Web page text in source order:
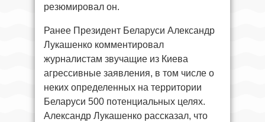
резюмировал он.
Ранее Президент Беларуси Александр
Лукашенко комментировал
журналистам звучащие из Киева
агрессивные заявления, в том числе о
неких определенных на территории
Беларуси 500 потенциальных целях.
Александр Лукашенко рассказал, что